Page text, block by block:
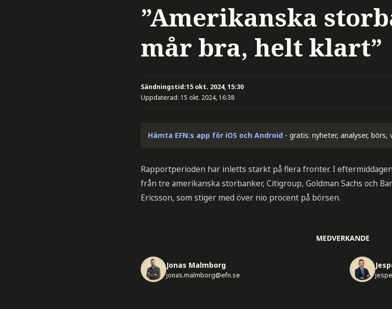
”Amerikanska
mår bra, helt klart”
Sändningstid:15 okt. 2024, 15:30
Uppdaterad: 15 okt. 2024, 16:38
Hämta EFN:s app för iOS och Android - gratis: nyheter, analyser, börs,
Rapportperioden har inletts starkt på flera fronter. I
från tre amerikanska storbanker, Citigroup, Goldman Sachs och
Ericsson, som stiger med över nio procent på börsen.
MEDVERKANDE
Jonas Malmborg
jonas.malmborg@efn.se